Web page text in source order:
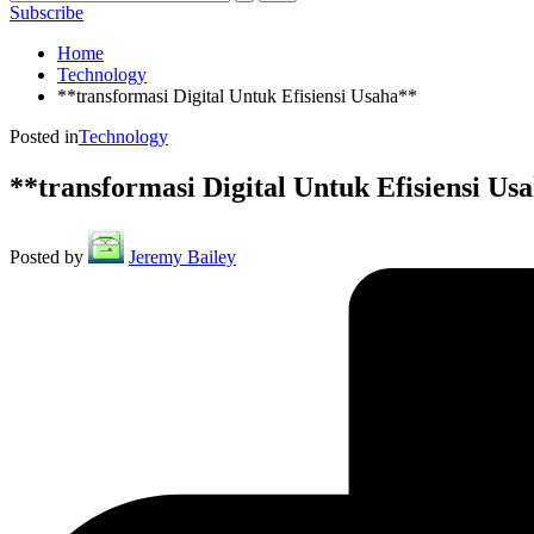
Subscribe
Home
Technology
**transformasi Digital Untuk Efisiensi Usaha**
Posted inTechnology
**transformasi Digital Untuk Efisiensi
Posted by Jeremy Bailey